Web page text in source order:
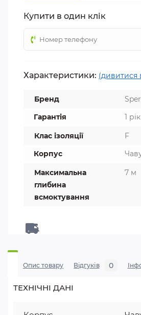
Купити в один клік
Характеристики: (дивитися
Бренд
Гарантія
1 рік
Клас ізоляції
F
Корпус
Максимальна
глибина
всмоктування
7 м
Опис товару Відгуків 0
ТЕХНІЧНІ ДАНІ